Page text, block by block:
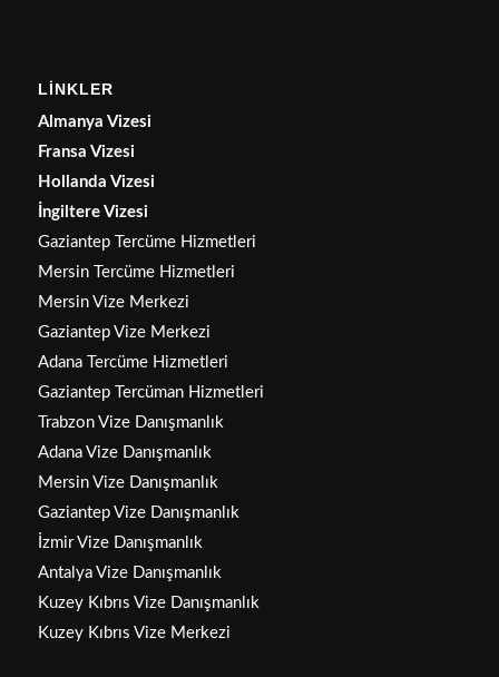
LİNKLER
Almanya Vizesi
Fransa Vizesi
Hollanda Vizesi
İngiltere Vizesi
Gaziantep Tercüme Hizmetleri
Mersin Tercüme Hizmetleri
Mersin Vize Merkezi
Gaziantep Vize Merkezi
Adana Tercüme Hizmetleri
Gaziantep Tercüman Hizmetleri
Trabzon Vize Danışmanlık
Adana Vize Danışmanlık
Mersin Vize Danışmanlık
Gaziantep Vize Danışmanlık
İzmir Vize Danışmanlık
Antalya Vize Danışmanlık
Kuzey Kıbrıs Vize Danışmanlık
Kuzey Kıbrıs Vize Merkezi